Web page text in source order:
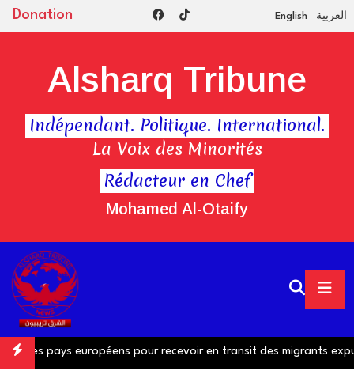
Donation English العربية
Rédacteur en Chef
Mohamed Al-Otaify
Alsharq Tribune
Indépendant. Politique. International.
La Voix des Minorités
des pays européens pour recevoir en transit des migrants